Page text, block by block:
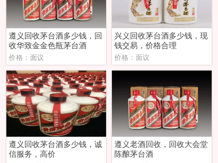
遵义回收茅台酒多少钱，回
收华致金金色瓶茅台酒
价格：面议
兴义回收茅台酒多少钱，现
钱交易，价格合理
价格：面议
遵义回收茅台酒多少钱，诚
信服务，高价
遵义老酒回收，回收大会堂
陈酿茅台酒